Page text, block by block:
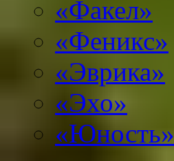
«Факел»
«Феникс»
«Эврика»
«Эхо»
«Юность»